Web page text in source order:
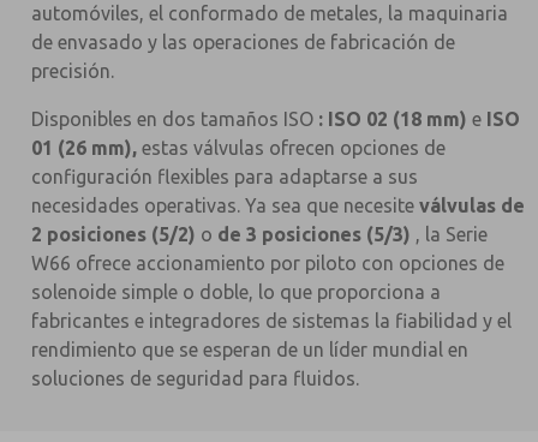
automóviles, el conformado de metales, la maquinaria
de envasado y las operaciones de fabricación de
precisión.
Disponibles en dos tamaños ISO : ISO 02 (18 mm) e ISO
01 (26 mm), estas válvulas ofrecen opciones de
configuración flexibles para adaptarse a sus
necesidades operativas. Ya sea que necesite válvulas de
2 posiciones (5/2) o de 3 posiciones (5/3) , la Serie
W66 ofrece accionamiento por piloto con opciones de
solenoide simple o doble, lo que proporciona a
fabricantes e integradores de sistemas la fiabilidad y el
rendimiento que se esperan de un líder mundial en
soluciones de seguridad para fluidos.